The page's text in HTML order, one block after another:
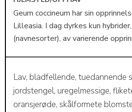
Geum coccineum har sin
Lilleasia. I dag dyrkes kun
(navnesorter), av varierende
Lav, bladfellende, tuedannende
jordstengel, uregelmessige,
oransjerøde, skålformete